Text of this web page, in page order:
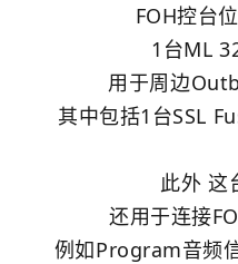
FOH控台
1台ML
用于周边
其中包括1台SSL
此外 这
还用于连接
例如Program音频